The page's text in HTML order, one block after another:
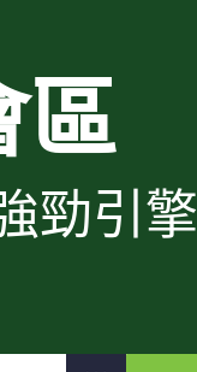
區
勁引擎